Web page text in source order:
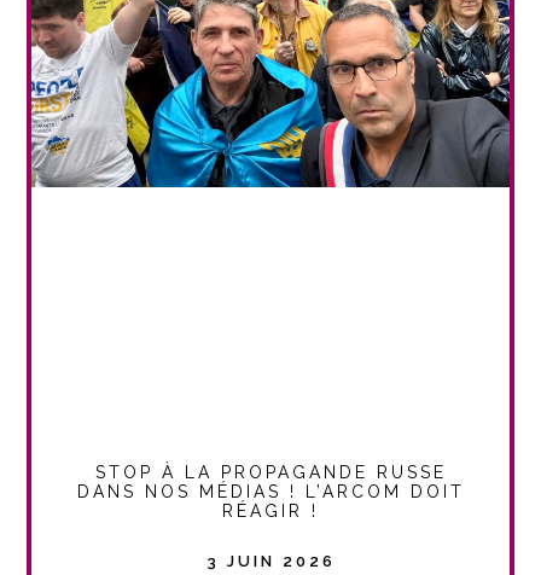
STOP À LA PROPAGANDE RUSSE
DANS NOS MÉDIAS ! L’ARCOM DOIT
RÉAGIR !
3 JUIN 2026